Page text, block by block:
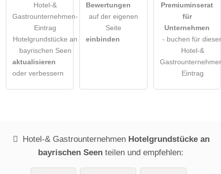
Hotel-&
Gastrounternehmen-
Eintrag
Hotelgrundstücke an
bayrischen Seen
aktualisieren
oder verbessern
Bewertungen
auf der eigenen
Seite
einbinden
Premiuminserat
für
Unternehmen
- buchen für
Hotel-&
Eintrag
Hotel-& Gastrounternehmen Hotelgrundstücke an
bayrischen Seenteilen und empfehlen: